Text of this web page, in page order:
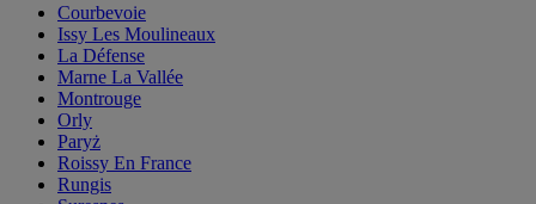
Courbevoie
Issy Les Moulineaux
La Défense
Marne La Vallée
Montrouge
Orly
Paryż
Roissy En France
Rungis